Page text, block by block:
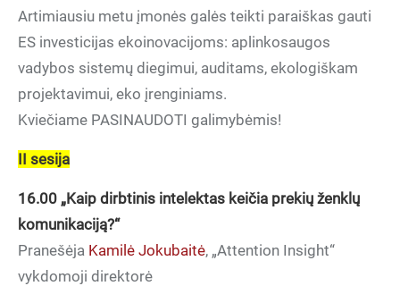
Artimiausiu metu įmonės galės teikti paraiškas gauti
ES investicijas ekoinovacijoms: aplinkosaugos
vadybos sistemų diegimui, auditams, ekologiškam
projektavimui, eko įrenginiams.
Kviečiame PASINAUDOTI galimybėmis!
II sesija
16.00 „Kaip dirbtinis intelektas keičia prekių ženklų
komunikaciją?“
Pranešėja Kamilė Jokubaitė, „Attention Insight“
vykdomoji direktorė